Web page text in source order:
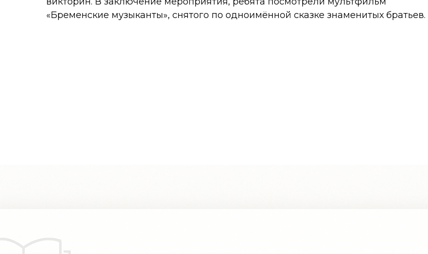
«Бременские музыканты», снятого по одноимённой сказке знаменитых братьев.